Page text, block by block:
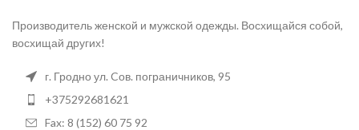
Производитель женской и мужской одежды. Восхищайся собой,
восхищай других!
г. Гродно ул. Cов. пограничников, 95
+375292681621
Fax: 8 (152) 60 75 92